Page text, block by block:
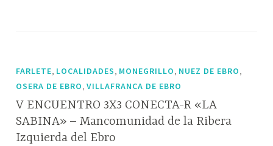
FARLETE LOCALIDADES MONEGRILLO NUEZ DE EBRO
OSERA DE EBRO ,VILLAFRANCA DE EBRO
V ENCUENTRO 3X3 CONECTA-R «LA
SABINA» – Mancomunidad de la Ribera
Izquierda del Ebro